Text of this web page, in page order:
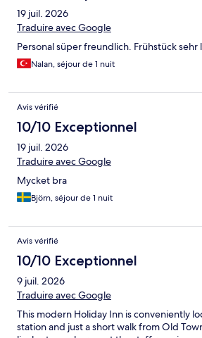
19 juil. 2026
Traduire avec Google
Personal süper freundlich. Frühstück sehr
Nalan, séjour de 1 nuit
Avis vérifié
10/10 Exceptionnel
19 juil. 2026
Traduire avec Google
Mycket bra
Björn, séjour de 1 nuit
Avis vérifié
10/10 Exceptionnel
9 juil. 2026
Traduire avec Google
This modern Holiday Inn is conveniently
station and just a short walk from Old